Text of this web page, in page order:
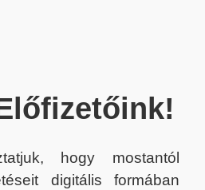
hogy mostantól
digitális formában